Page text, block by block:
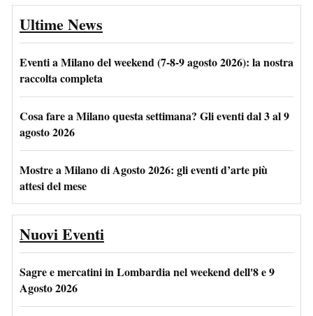
Ultime News
Eventi a Milano del weekend (7-8-9 agosto 2026): la nostra
raccolta completa
Cosa fare a Milano questa settimana? Gli eventi dal 3 al 9
agosto 2026
Mostre a Milano di Agosto 2026: gli eventi d’arte più
attesi del mese
Nuovi Eventi
Sagre e mercatini in Lombardia nel weekend dell'8 e 9
Agosto 2026